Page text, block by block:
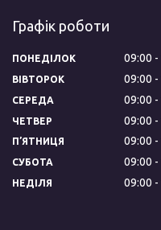
Графік роботи
ПОНЕДІЛОК 09:00
ВІВТОРОК 09:00
СЕРЕДА 09:00
ЧЕТВЕР 09:00
ПʼЯТНИЦЯ 09:00
СУБОТА 09:00
НЕДІЛЯ 09:00